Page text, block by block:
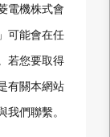
電機株式會
可能會在任
若您要取得
有關本網站
我們聯繫。